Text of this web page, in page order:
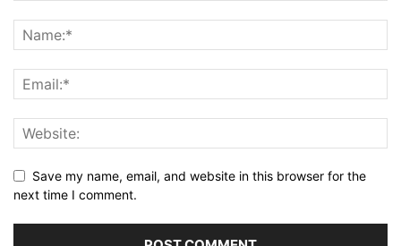
Save my name, email, and website in this browser for the
next time I comment.